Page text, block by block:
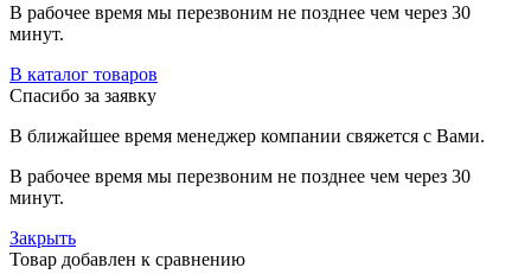
В рабочее время мы перезвоним не позднее чем через 30
минут.
В каталог товаров
Спасибо за заявку
В ближайшее время менеджер компании свяжется с Вами.
В рабочее время мы перезвоним не позднее чем через 30
минут.
Закрыть
Товар добавлен к сравнению